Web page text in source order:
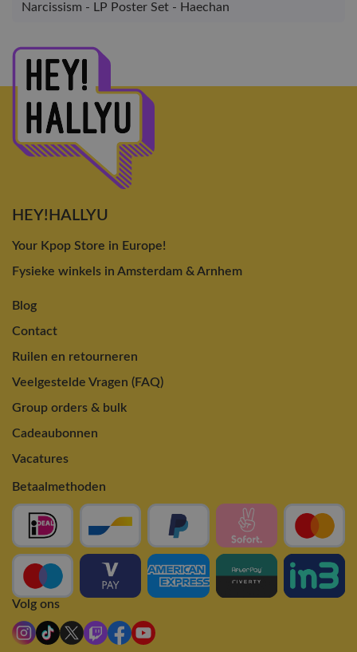
Narcissism - LP Poster Set - Haechan
HEY!HALLYU
Your Kpop Store in Europe!
Fysieke winkels in Amsterdam & Arnhem
Blog
Contact
Ruilen en retourneren
Veelgestelde Vragen (FAQ)
Group orders & bulk
Cadeaubonnen
Vacatures
Betaalmethoden
Volg ons